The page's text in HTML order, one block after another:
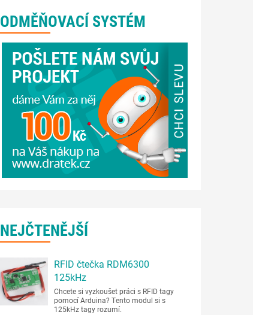
ODMĚŇOVACÍ SYSTÉM
NEJČTENĚJŠÍ
RFID čtečka RDM6300
125kHz
Chcete si vyzkoušet práci s RFID tagy
pomocí Arduina? Tento modul si s
125kHz tagy rozumí.